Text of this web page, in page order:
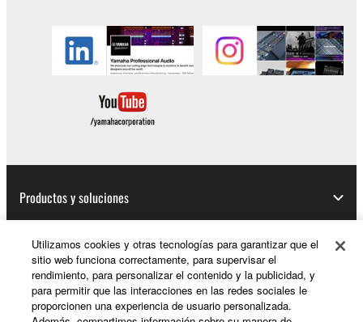
Productos y soluciones
Noticias
Utilizamos cookies y otras tecnologías para garantizar que el
sitio web funciona correctamente, para supervisar el
rendimiento, para personalizar el contenido y la publicidad, y
para permitir que las interacciones en las redes sociales le
proporcionen una experiencia de usuario personalizada.